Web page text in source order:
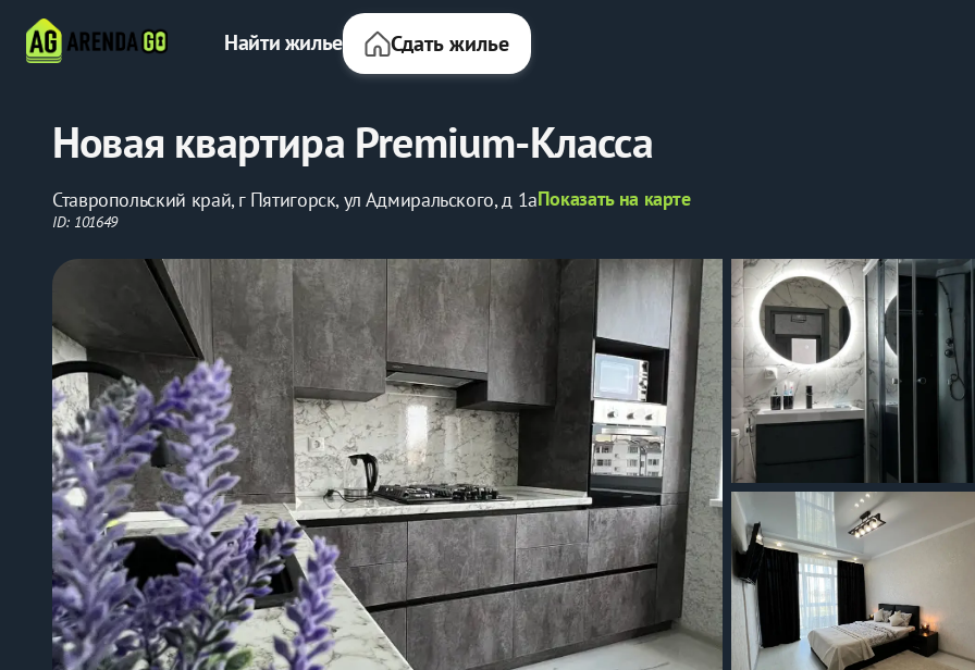
Найти жилье Сдать жилье
Новая квартира Premium-Класса
Ставропольский край, г Пятигорск, ул Адмиральского, д 1аПоказать на карте
ID: 101649